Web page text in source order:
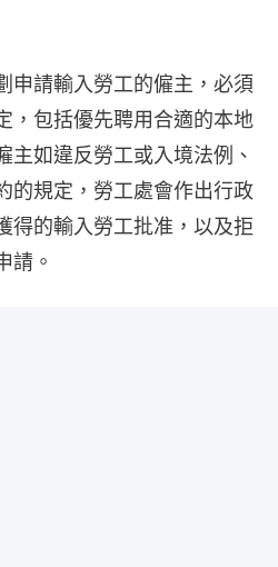
申請輸入勞工的僱主，必須
，包括優先聘用合適的本地
主如違反勞工或入境法例、
的規定，勞工處會作出行政
得的輸入勞工批准，以及拒
請。